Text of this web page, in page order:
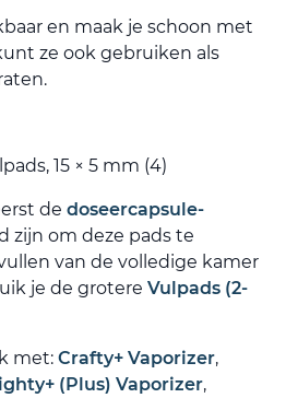
en maak je schoon met
ze ook gebruiken als
15 × 5 mm (4)
de doseercapsule-
zijn om deze pads te
van de volledige kamer
je de grotere Vulpads (2-
met: Crafty+ Vaporizer,
(Plus) Vaporizer,